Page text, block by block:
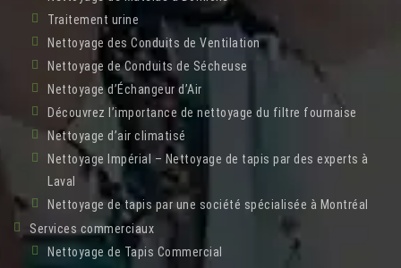
Traitement urine
Nettoyage des Conduits de Ventilation
Nettoyage de Conduits de Sécheuse
Nettoyage d’Échangeur d’Air
Découvrez l’importance de nettoyage du filtre fournaise
Nettoyage d’air climatisé
Nettoyage Impérial – Nettoyage de tapis par des experts à
Laval
Nettoyage de tapis par une société spécialisée à Montréal
Services commerciaux
Nettoyage de Tapis Commercial